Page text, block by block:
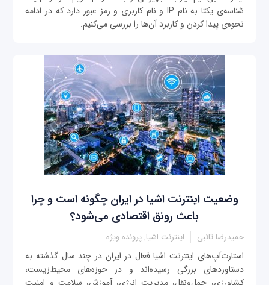
شناسه‌ی یکتا به نام IP و نام کاربری و رمز عبور دارد که در ادامه
نحوه‌ی پیدا کردن و کاربرد آن‌ها را بررسی می‌کنیم.
وضعیت اینترنت اشیا در ایران چگونه است و چرا
باعث رونق اقتصادی می‌شود؟
حمیدرضا تائبی اینترنت اشیا, پرونده ویژه
استارت‌آپ‌های اینترنت اشیا فعال در ایران در چند سال گذشته به
دستاوردهای بزرگی رسیده‌اند و در حوزه‌های محیط‌زیست،
کشاورزی، حمل‌ونقل، مدیریت انرژی، آموزش، سلامت و امنیت